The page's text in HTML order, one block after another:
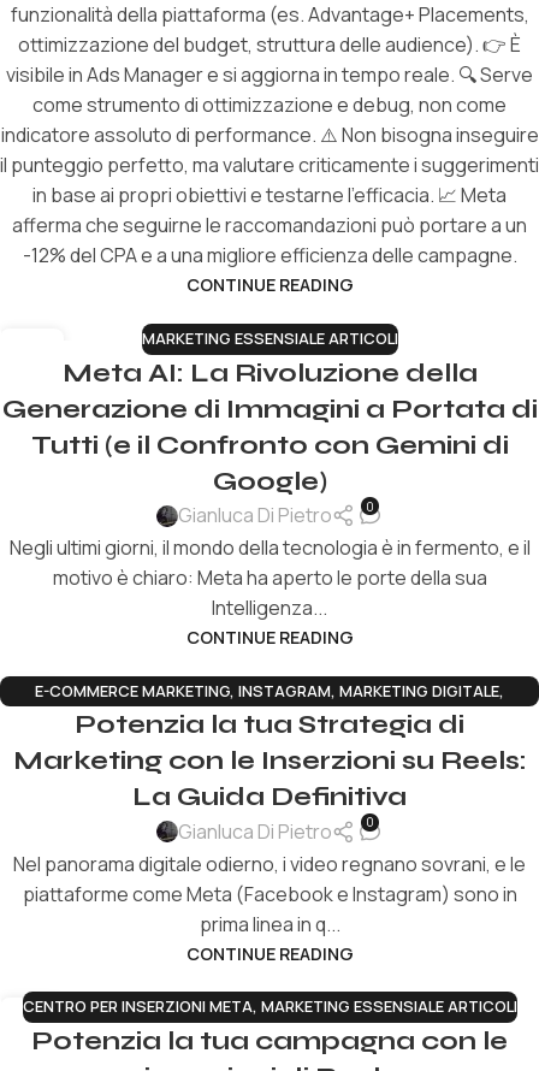
funzionalità della piattaforma (es. Advantage+ Placements,
ottimizzazione del budget, struttura delle audience). 👉 È
visibile in Ads Manager e si aggiorna in tempo reale. 🔍 Serve
come strumento di ottimizzazione e debug, non come
indicatore assoluto di performance. ⚠️ Non bisogna inseguire
il punteggio perfetto, ma valutare criticamente i suggerimenti
in base ai propri obiettivi e testarne l’efficacia. 📈 Meta
afferma che seguirne le raccomandazioni può portare a un
-12% del CPA e a una migliore efficienza delle campagne.
CONTINUE READING
MARKETING ESSENSIALE ARTICOLI
Meta AI: La Rivoluzione della
Generazione di Immagini a Portata di
Tutti (e il Confronto con Gemini di
Google)
Gianluca Di Pietro 0
Negli ultimi giorni, il mondo della tecnologia è in fermento, e il
motivo è chiaro: Meta ha aperto le porte della sua
Intelligenza...
CONTINUE READING
11E-COMMERCE MARKETING, INSTAGRAM, MARKETING DIGITALE,
MARKETING ESSENSIALE ARTICOLI
Potenzia la tua Strategia di
Marketing con le Inserzioni su Reels:
La Guida Definitiva
Gianluca Di Pietro 0
Nel panorama digitale odierno, i video regnano sovrani, e le
piattaforme come Meta (Facebook e Instagram) sono in
prima linea in q...
CONTINUE READING
24
SET
CENTRO PER INSERZIONI META, MARKETING ESSENSIALE ARTICOLI
Potenzia la tua campagna con le